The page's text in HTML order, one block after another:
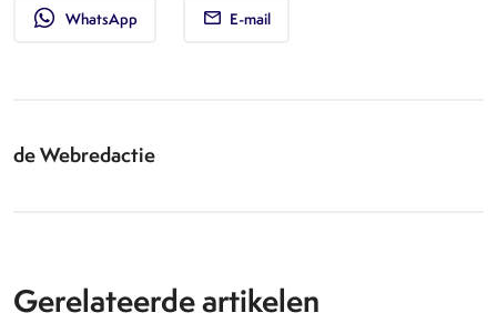
whatsapp WhatsApp E-mail
de Webredactie
Gerelateerde artikelen